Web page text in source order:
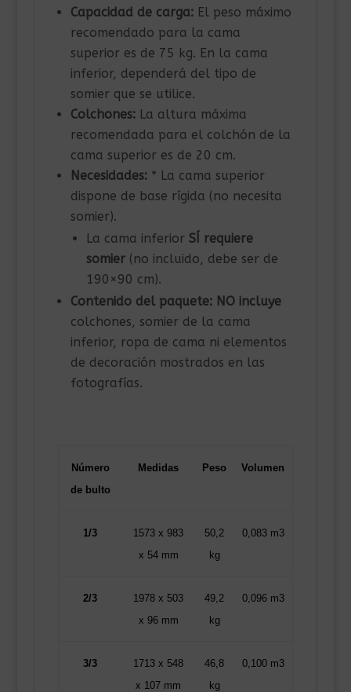
Capacidad de carga:El peso máximo
recomendado para la cama
superior es de 75 kg. En la cama
inferior, dependerá del tipo de
somier que se utilice.
Colchones:La altura máxima
recomendada para el colchón de la
cama superior es de 20 cm.
Necesidades:* La cama superior
dispone de base rígida (no necesita
somier).
La cama inferior SÍ requiere
somier(no incluido, debe ser de
190×90 cm).
Contenido del paquete: NO incluye
colchones, somier de la cama
inferior, ropa de cama ni elementos
de decoración mostrados en las
fotografías.
Número
de bulto
Medidas Peso Volumen
1/3
1573 x 983
x 54 mm
50,2
kg
0,083 m3
2/3
1978 x 503
x 96 mm
49,2
kg
0,096 m3
3/3
1713 x 548
x 107 mm
46,8
kg
0,100 m3